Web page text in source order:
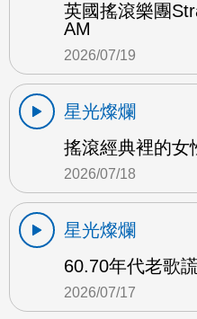
英國搖滾樂團
AM
2026/07/19
星光燦爛
搖滾經典裡的女
2026/07/18
星光燦爛
60.70年代老歌
2026/07/17